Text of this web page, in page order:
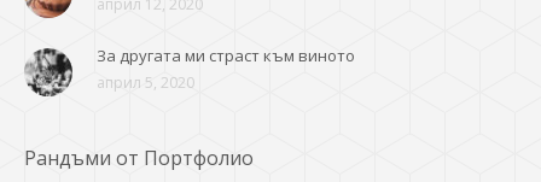
За другата ми страст към виното
април 5, 2020
Рандъми от Портфолио